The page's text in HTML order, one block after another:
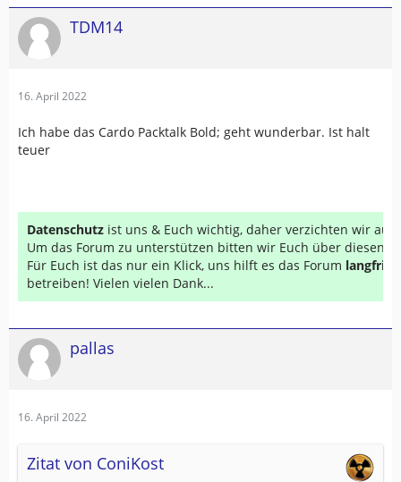
TDM14
16. April 2022
Ich habe das Cardo Packtalk Bold; geht wunderbar. Ist halt
teuer
Datenschutz ist uns & Euch wichtig, daher verzichten wir auf
Um das Forum zu unterstützen bitten wir Euch über diesen
Für Euch ist das nur ein Klick, uns hilft es das Forum
betreiben! Vielen vielen Dank...
pallas
16. April 2022
Zitat von ConiKost